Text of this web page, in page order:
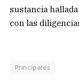
sustancia
con las
Principales